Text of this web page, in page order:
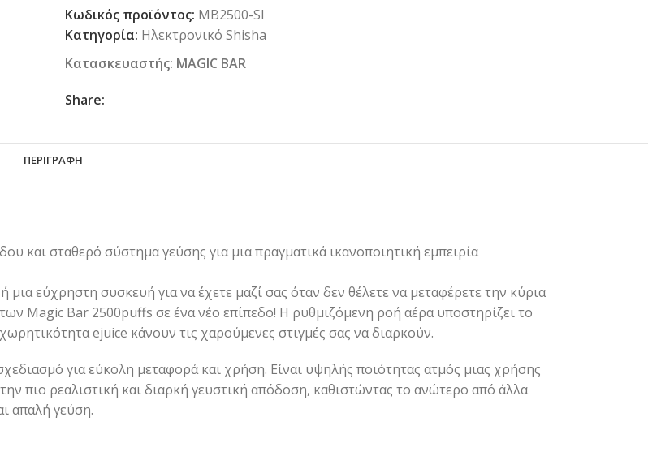
Κωδικός προϊόντος: MB2500-SI
Κατηγορία: Ηλεκτρονικό Shisha
Κατασκευαστής: MAGIC BAR
Share:
ΠΕΡΙΓΡΑΦΉ
και σταθερό σύστημα γεύσης για μια πραγματικά ικανοποιητική εμπειρία
εύχρηστη συσκευή για να έχετε μαζί σας όταν δεν θέλετε να μεταφέρετε την κύρια
Magic Bar 2500puffs σε ένα νέο επίπεδο! Η ρυθμιζόμενη ροή αέρα υποστηρίζει το
ejuice κάνουν τις χαρούμενες στιγμές σας να διαρκούν.
για εύκολη μεταφορά και χρήση. Είναι υψηλής ποιότητας ατμός μιας χρήσης
πιο ρεαλιστική και διαρκή γευστική απόδοση, καθιστώντας το ανώτερο από άλλα
απαλή γεύση.